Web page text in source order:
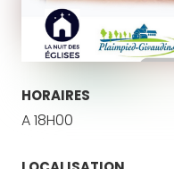
HORAIRES
A 18H00